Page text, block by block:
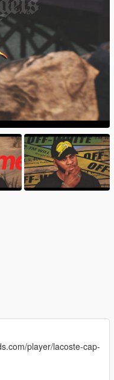
player/lacoste-cap-